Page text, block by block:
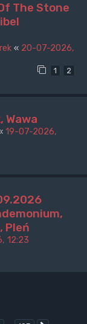
The Stone
« 20-07-2026,
1 2
Wawa
19-07-2026,
Pleń
12:23